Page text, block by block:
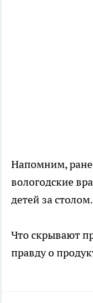
Напомним,
вологодские
детей за столом.
Что скрывают
правду о